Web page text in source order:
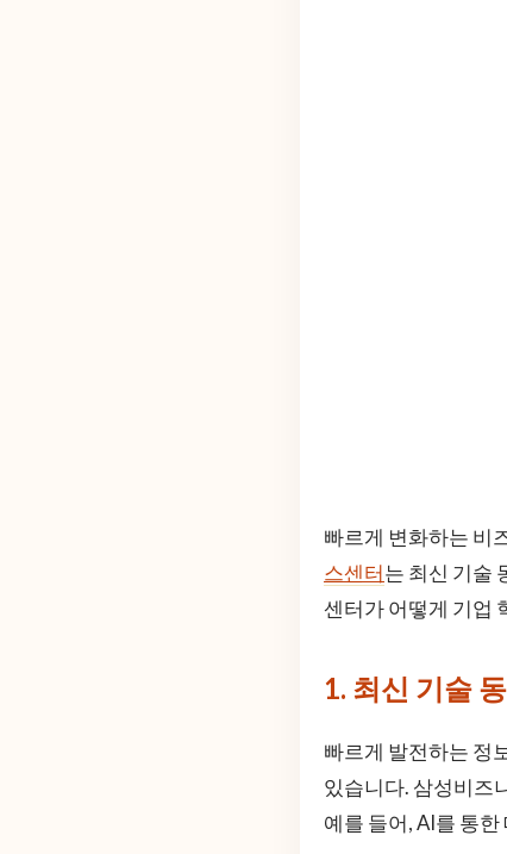
빠르게 변화하는 비
스센터는 최신 기술
센터가 어떻게 기업
1. 최신 기술
빠르게 발전하는 정
있습니다. 삼성비즈
예를 들어, AI를 통